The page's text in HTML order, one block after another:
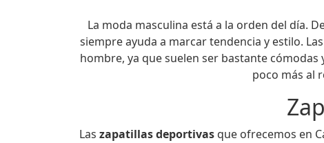
La moda masculina está a la orden del día.
siempre ayuda a marcar tendencia y estilo. Las
hombre, ya que suelen ser bastante
poco más al
Las zapatillas deportivas que ofrecemos en